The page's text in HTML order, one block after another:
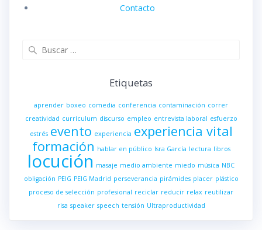
Contacto
Etiquetas
aprender boxeo comedia conferencia contaminación correr
creatividad currículum discurso empleo entrevista laboral esfuerzo
estrés evento experiencia experiencia vital
formación hablar en público Isra García lectura libros
locución masaje medio ambiente miedo música NBC
obligación PEIG PEIG Madrid perseverancia pirámides placer plástico
proceso de selección profesional reciclar reducir relax reutilizar
risa speaker speech tensión Ultraproductividad